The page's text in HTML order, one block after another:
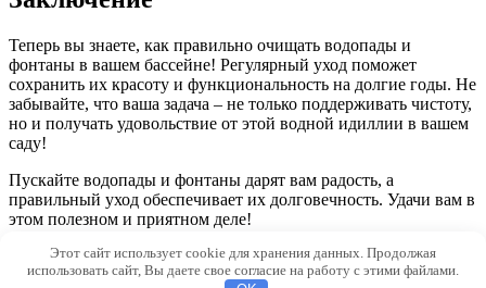
Теперь вы знаете, как правильно очищать водопады и
фонтаны в вашем бассейне! Регулярный уход поможет
сохранить их красоту и функциональность на долгие годы. Не
забывайте, что ваша задача – не только поддерживать чистоту,
но и получать удовольствие от этой водной идиллии в вашем
саду!
Пускайте водопады и фонтаны дарят вам радость, а
правильный уход обеспечивает их долговечность. Удачи вам в
этом полезном и приятном деле!
© 2026 Morevdome.com
Этот сайт использует cookie для хранения данных. Продолжая
использовать сайт, Вы даете свое согласие на работу с этими файлами.